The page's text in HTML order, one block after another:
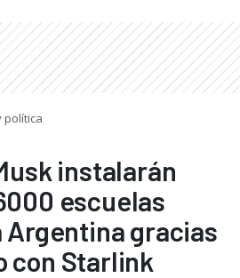
política
instalarán
escuelas
Argentina gracias
con Starlink